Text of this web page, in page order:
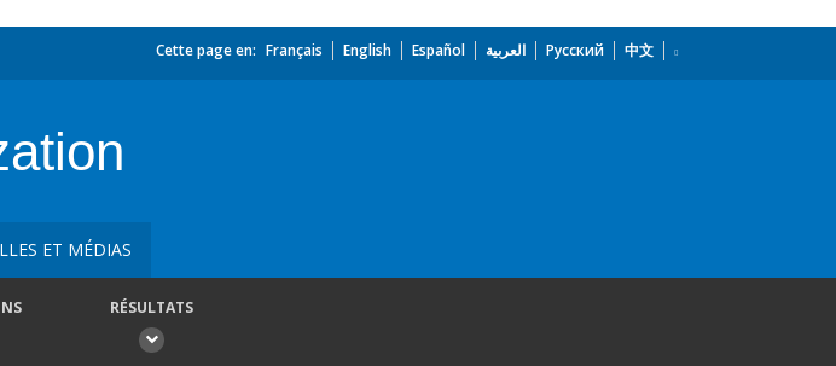
Cette page en: Français English Español العربية Русский 中文
ET MÉDIAS
RÉSULTATS